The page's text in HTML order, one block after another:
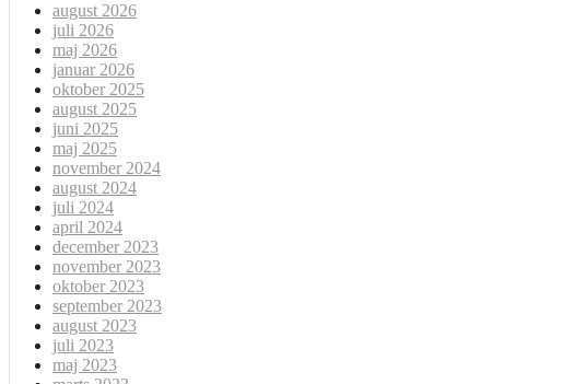
august 2026
juli 2026
maj 2026
januar 2026
oktober 2025
august 2025
juni 2025
maj 2025
november 2024
august 2024
juli 2024
april 2024
december 2023
november 2023
oktober 2023
september 2023
august 2023
juli 2023
maj 2023